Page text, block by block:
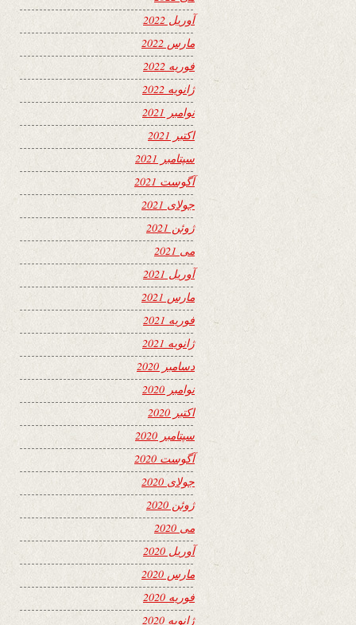
آوریل 2022
مارس 2022
فوریه 2022
ژانویه 2022
نوامبر 2021
اکتبر 2021
سپتامبر 2021
آگوست 2021
جولای 2021
ژوئن 2021
می 2021
آوریل 2021
مارس 2021
فوریه 2021
ژانویه 2021
دسامبر 2020
نوامبر 2020
اکتبر 2020
سپتامبر 2020
آگوست 2020
جولای 2020
ژوئن 2020
می 2020
آوریل 2020
مارس 2020
فوریه 2020
ژانویه 2020